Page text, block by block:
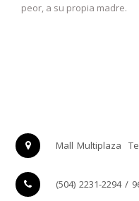
peor, a su propia madre.
Mall Multiplaza
(504) 2231-2294 /